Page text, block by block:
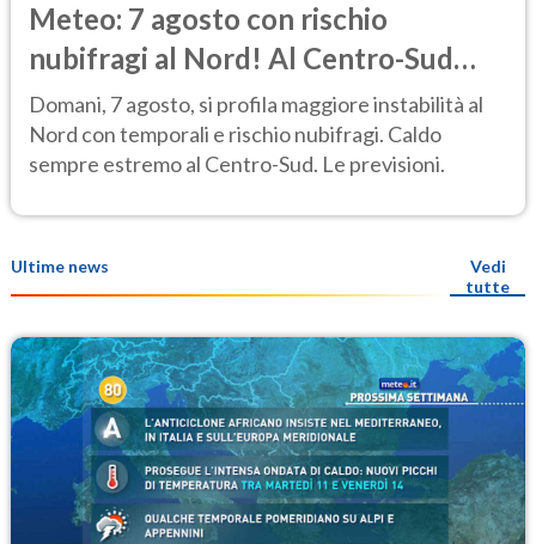
Meteo: 7 agosto con rischio
nubifragi al Nord! Al Centro-Sud
caldo estremo
Domani, 7 agosto, si profila maggiore instabilità al
Nord con temporali e rischio nubifragi. Caldo
sempre estremo al Centro-Sud. Le previsioni.
Ultime news
Vedi
tutte